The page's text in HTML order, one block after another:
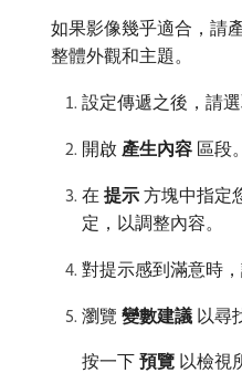
如果影像幾乎適合，請
整體外觀和主題。
設定傳遞之後，請
開啟​ 產生內容 ​區段。
在​ 提示 方塊中指定
定，以調整內容。
對提示感到滿意時
瀏覽​ 變數建議 以尋
按一下​ 預覽 以檢視